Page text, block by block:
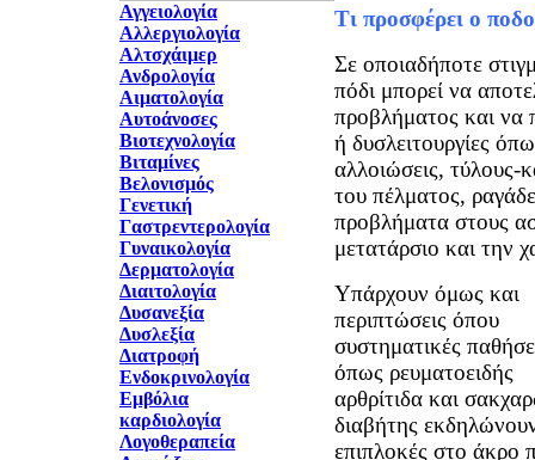
Αγγειολογία
Αλλεργιολογία
Αλτσχάιμερ
Ανδρολογία
Αιματολογία
Αυτοάνοσες
Βιοτεχνολογία
Βιταμίνες
Βελονισμός
Γενετική
Γαστρεντερολογία
Γυναικολογία
Δερματολογία
Διαιτολογία
Δυσανεξία
Δυσλεξία
Διατροφή
Ενδοκρινολογία
Εμβόλια
καρδιολογία
Λογοθεραπεία
Τι προσφέρει ο
Σε οποιαδήποτε
πόδι μπορεί να
προβλήματος και να
ή δυσλειτουργίες
αλλοιώσεις, τύλους-
του πέλματος,
προβλήματα στους
μετατάρσιο και την
Υπάρχουν όμως και
περιπτώσεις όπου
συστηματικές
όπως ρευματοειδής
αρθρίτιδα και
διαβήτης
επιπλοκές στο άκρο